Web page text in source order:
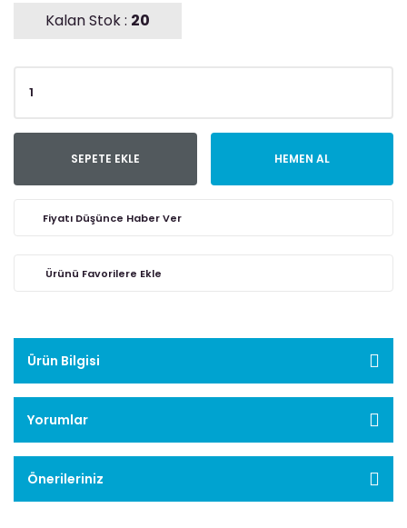
Kalan Stok : 20
SEPETE EKLE HEMEN AL
Fiyatı Düşünce Haber Ver
Ürün Bilgisi
Yorumlar
Önerileriniz